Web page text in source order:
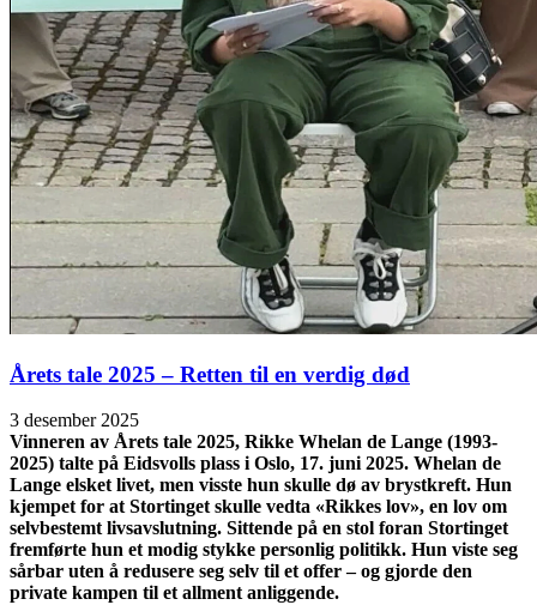
Årets tale 2025 – Retten til en verdig død
3 desember 2025
Vinneren av Årets tale 2025, Rikke Whelan de Lange (1993-
2025) talte på Eidsvolls plass i Oslo, 17. juni 2025. Whelan de
Lange elsket livet, men visste hun skulle dø av brystkreft. Hun
kjempet for at Stortinget skulle vedta «Rikkes lov», en lov om
selvbestemt livsavslutning. Sittende på en stol foran Stortinget
fremførte hun et modig stykke personlig politikk. Hun viste seg
sårbar uten å redusere seg selv til et offer – og gjorde den
private kampen til et allment anliggende.